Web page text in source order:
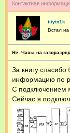
Контактная
iiiytn1k
Встал
Re: Часы на
За книгу
информацию по
С подключением
Сейчас я